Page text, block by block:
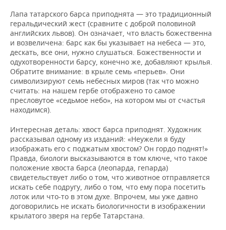
Лапа татарского барса приподнята — это традиционный
геральдический жест (сравните с доброй половиной
английских львов). Он означает, что власть божественна
и возвеличена: барс как бы указывает на небеса — это,
дескать, все они, нужно слушаться. Божественности и
одухотворенности барсу, конечно же, добавляют крылья.
Обратите внимание: в крыле семь «перьев». Они
символизируют семь небесных миров (так что можно
считать: на нашем гербе отображено то самое
пресловутое «седьмое небо», на котором мы от счастья
находимся).
Интересная деталь: хвост барса приподнят. Художник
рассказывал одному из изданий: «Неужели я буду
изображать его с поджатым хвостом? Он гордо поднят!»
Правда, биологи высказываются в том ключе, что такое
положение хвоста барса (леопарда, гепарда)
свидетельствует либо о том, что животное отправляется
искать себе подругу, либо о том, что ему пора посетить
лоток или что-то в этом духе. Впрочем, мы уже давно
договорились не искать биологичности в изображении
крылатого зверя на гербе Татарстана.